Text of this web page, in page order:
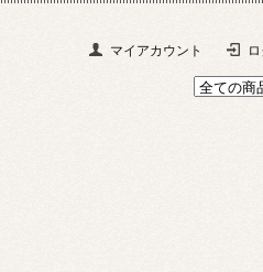
マイアカウント